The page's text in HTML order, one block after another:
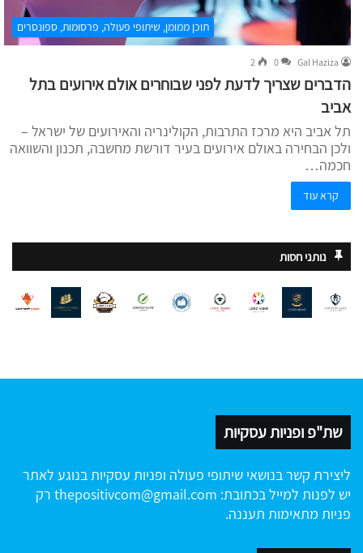
תוכן ממומן, שיתופי פעולה, פרסומות, ספונסרים
Gal Haziza
0
2
הדברים שצריך לדעת לפני שבוחרים אולם אירועים בתל
אביב
תל אביב היא מרכז התרבות, הקולינריה והאירועים של ישראל –
ולכן הבחירה באולם אירועים בעיר דורשת מחשבה, תכנון והשוואה
חכמה…
קרא עוד
נותני חסות
שת"פ ופניות עסקיות
ליצירת קשר בנושאי שיתופי פעולה ופניות עסקיות בנוגע לאתר
יש לפנות למייל בכתובת: thepositivcom@gmail.com רק
פניות מתאימות תעננה.